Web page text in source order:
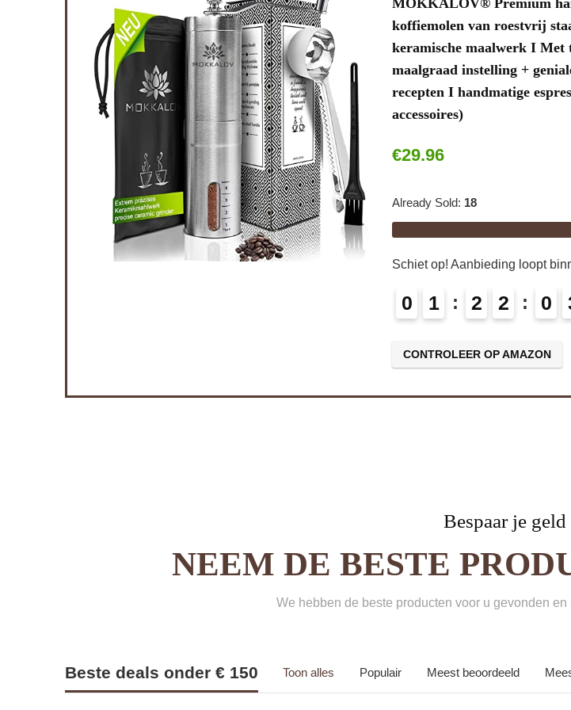
MOKKALOV® Premium
koffiemolen van roestvrij
keramische maalwerk I Met
maalgraad instelling +
recepten I handmatige
accessoires)
€29.96
Already Sold: 18
Schiet op! Aanbieding loopt
0 1 2 2 0
CONTROLEER OP AMAZON
Bespaar je
NEEM DE BESTE
We hebben de beste producten voor u gevonden
Beste deals onder € 150 Toon alles Populair Meest beoordeeld